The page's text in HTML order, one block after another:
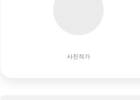
사진작가